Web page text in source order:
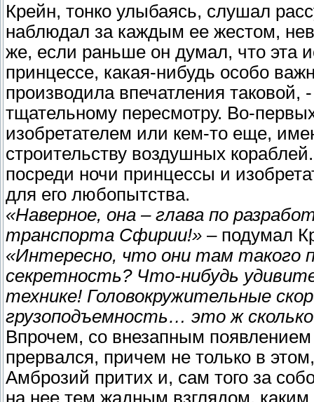
Крейн, тонко улыбаясь, слушал
наблюдал за каждым ее жестом,
же, если раньше он думал, что эта
принцессе, какая-нибудь особо
производила впечатления таковой,
тщательному пересмотру. Во-
изобретателем или кем-то еще,
строительству воздушных
посреди ночи принцессы и
для его любопытства.
«Наверное, она – глава по
транспорта Сфирии!» – подумал
«Интересно, что они там такого
секретность? Что-нибудь
технике! Головокружительные
грузоподъемность… это ж
Впрочем, со внезапным
прервался, причем не только в
Амброзий притих и, сам того за
на нее тем жадным взглядом,